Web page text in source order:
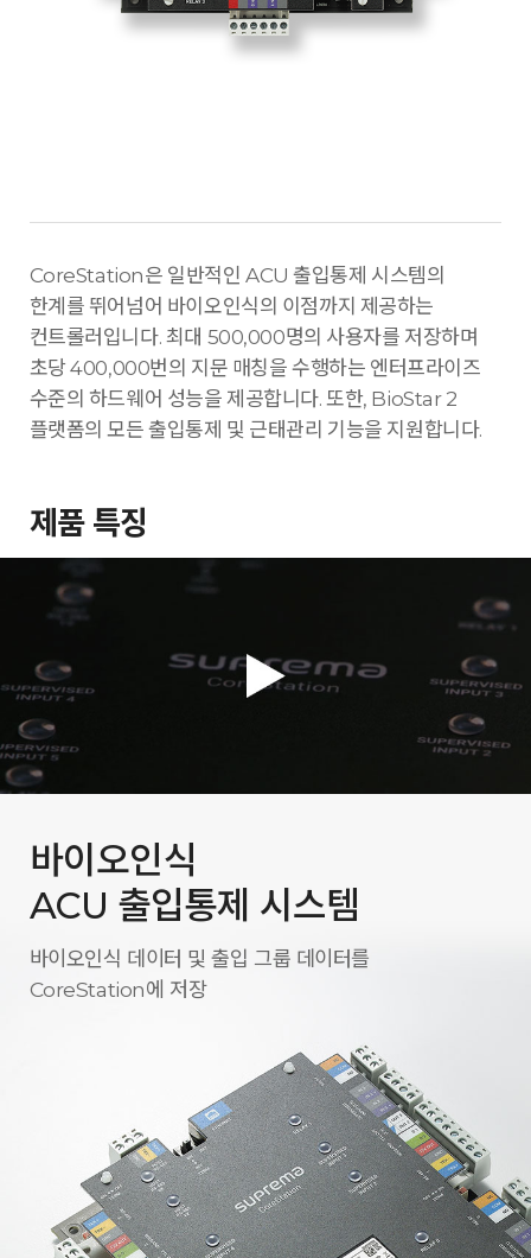
CoreStation은 일반적인 ACU 출입통제 시스템의
한계를 뛰어넘어 바이오인식의 이점까지 제공하는
컨트롤러입니다. 최대 500,000명의 사용자를 저장하며
초당 400,000번의 지문 매칭을 수행하는 엔터프라이즈
수준의 하드웨어 성능을 제공합니다. 또한, BioStar 2
플랫폼의 모든 출입통제 및 근태관리 기능을 지원합니다.
제품 특징
바이오인식
ACU 출입통제 시스템
바이오인식 데이터 및 출입 그룹 데이터를
CoreStation에 저장